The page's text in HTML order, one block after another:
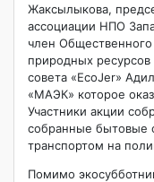
Жаксылыкова,
ассоциации НПО
член
природных ресурсов
совета «EcoJer»
«МАЭК» которое
Участники акции
собранные бытовые
транспортом на
Помимо